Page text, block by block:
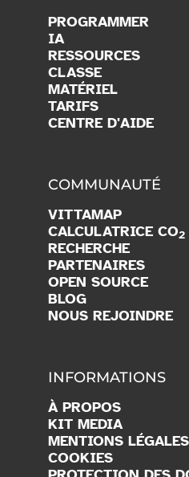
PROGRAMMER
IA
RESSOURCES
CLASSE
MATÉRIEL
TARIFS
CENTRE D'AIDE
COMMUNAUTÉ
VITTAMAP
CALCULATRICE CO2
RECHERCHE
PARTENAIRES
OPEN SOURCE
BLOG
NOUS REJOINDRE
INFORMATIONS
À PROPOS
KIT MEDIA
MENTIONS LÉGALES
COOKIES